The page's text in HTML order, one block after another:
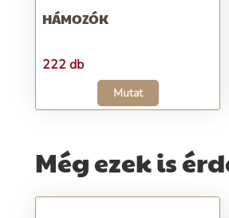
HÁMOZÓK
222 db
Mutat
Még ezek is